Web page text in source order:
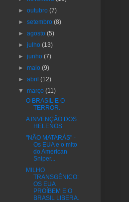
►outubro(7)
►setembro(8)
►agosto(5)
►julho(13)
►junho(7)
►maio(9)
►abril(12)
▼março(11)
O BRASIL E O
TERROR.
A INVENÇÃO DOS
HELENOS
"NÃO MATARÁS" -
Os EUA e o mito
do American
Sniper...
MILHO
TRANSGÊNICO:
OS EUA
PROÍBEM E O
BRASIL LIBERA.